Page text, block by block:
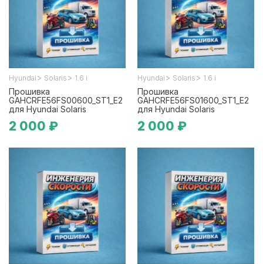
Hyundai > Solaris > 1.6 i
Прошивка
GAHCRFE56FS00600_ST1_E2
для Hyundai Solaris
2 000 ₽
Hyundai > Solaris > 1.6 i
Прошивка
GAHCRFE56FS01600_ST1_E2
для Hyundai Solaris
2 000 ₽